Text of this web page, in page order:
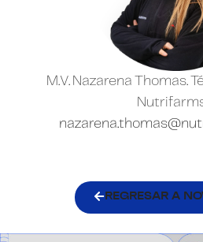
M.V. Nazarena Thomas.
REGRESAR A